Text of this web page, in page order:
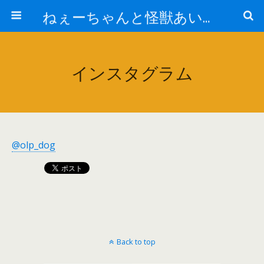
ねぇーちゃんと怪獣あいの怒涛の日々
インスタグラム
@olp_dog
Back to top